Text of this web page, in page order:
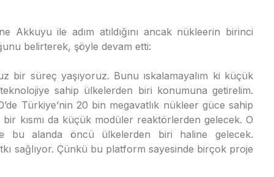
Akkuyu ile adım atıldığını ancak nükleerin birinci
belirterek, şöyle devam etti:
bir süreç yaşıyoruz. Bunu ıskalamayalım ki küçük
sahip ülkelerden biri konumuna getirelim.
Türkiye’nin 20 bin megavatlık nükleer güce sahip
kısmı da küçük modüler reaktörlerden gelecek. O
bu alanda öncü ülkelerden biri haline gelecek.
sağlıyor. Çünkü bu platform sayesinde birçok proje